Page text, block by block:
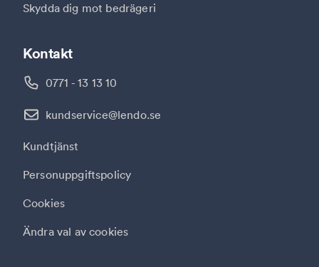
Kontakt
0771 - 13 13 10
kundservice@lendo.se
Kundtjänst
Personuppgiftspolicy
Cookies
Ändra val av cookies
Skydda dig mot bedrägeri